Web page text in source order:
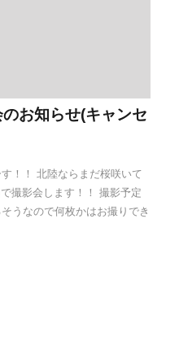
お知らせ(キャンセ
！！ 北陸ならまだ桜咲いて
撮影会します！！ 撮影予定
うなので何枚かはお撮りでき